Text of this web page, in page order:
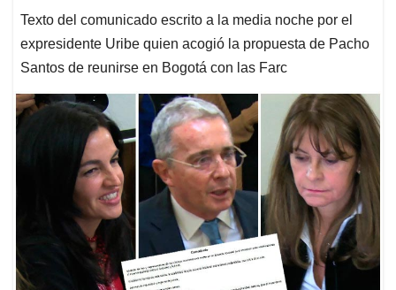
Texto del comunicado escrito a la media noche por el
expresidente Uribe quien acogió la propuesta de Pacho
Santos de reunirse en Bogotá con las Farc